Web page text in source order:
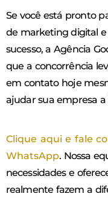
Se você está pronto
de marketing digital
sucesso, a Agência
que a concorrência
em contato hoje
ajudar sua empresa a
Clique aqui e fale
WhatsApp. Nossa
necessidades e
realmente fazem a